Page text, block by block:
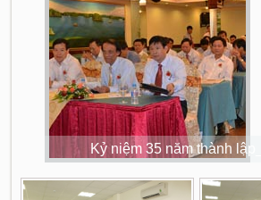
Kỷ niệm 35 năm thành